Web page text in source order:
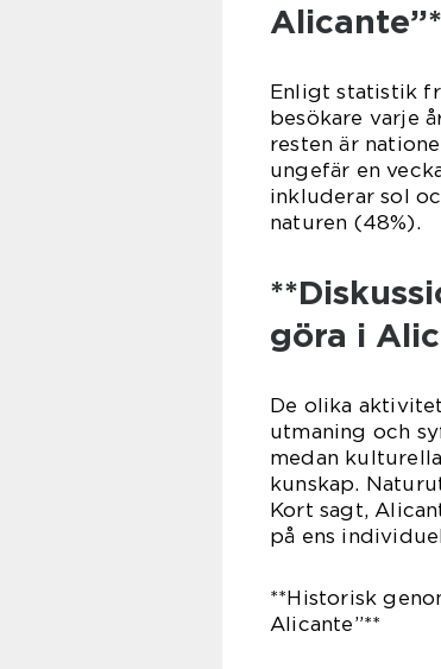
Enligt statistik
besökare varje
resten är
ungefär en
inkluderar sol
naturen (48%).
göra i
De olika
utmaning och
medan
kunskap.
Kort sagt,
på ens
**Historisk
Alicante”**